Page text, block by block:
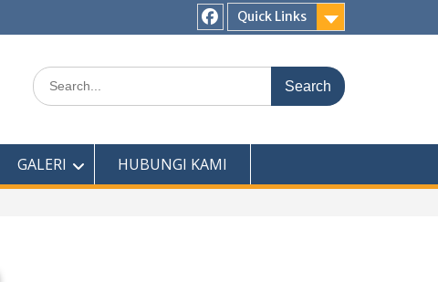
Quick Links
GALERI HUBUNGI KAMI